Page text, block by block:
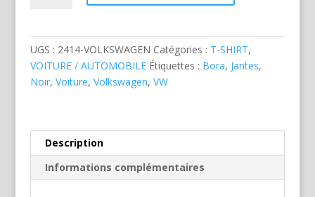
UGS : 2414-VOLKSWAGEN Catégories : T-SHIRT,
VOITURE / AUTOMOBILE Étiquettes : Bora, Jantes,
Noir, Voiture, Volkswagen, VW
Description
Informations complémentaires